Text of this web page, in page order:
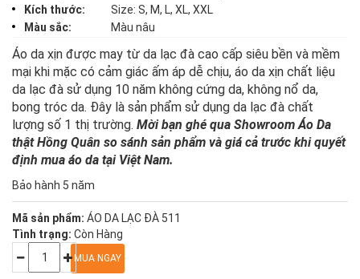
Kích thước:
Size: S, M, L, XL, XXL
Màu sắc:
Màu nâu
Áo da xịn được may từ da lạc đà cao cấp siêu bền và mềm
mại khi mặc có cảm giác ấm áp dễ chịu, áo da xịn chất liệu
da lạc đà sử dụng 10 năm không cứng da, không nổ da,
bong tróc da. Đây là sản phẩm sử dụng da lạc đà chất
lượng số 1 thị trường. Mời bạn ghé qua Showroom Áo Da
thật Hồng Quân so sánh sản phẩm và giá cả trước khi quyết
định mua áo da tại Việt Nam.
Bảo hành 5 năm
Mã sản phẩm: ÁO DA LẠC ĐÀ 511
Tình trạng: Còn Hàng